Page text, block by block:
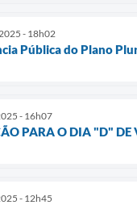
- 18h02
Pública do Plano
- 16h07
PARA O DIA "D" DE
- 12h45